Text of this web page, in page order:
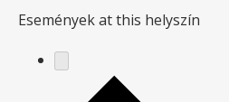
Események at this helyszín